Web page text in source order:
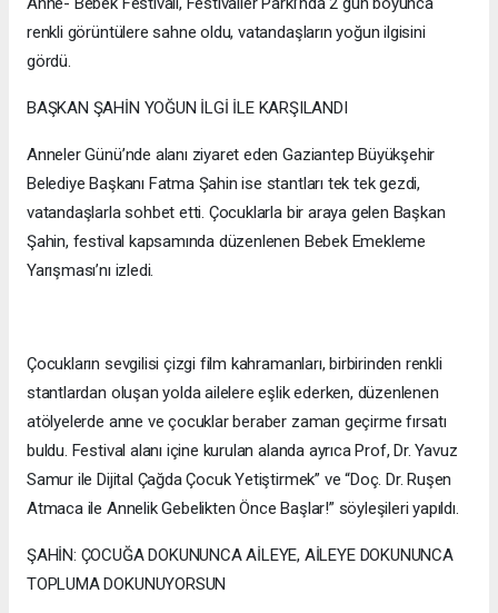
renkli görüntülere sahne oldu, vatandaşların yoğun ilgisini
gördü.
BAŞKAN ŞAHİN YOĞUN İLGİ İLE KARŞILANDI
Anneler Günü’nde alanı ziyaret eden Gaziantep Büyükşehir
Belediye Başkanı Fatma Şahin ise stantları tek tek gezdi,
vatandaşlarla sohbet etti. Çocuklarla bir araya gelen Başkan
Şahin, festival kapsamında düzenlenen Bebek Emekleme
Yarışması’nı izledi.
Çocukların sevgilisi çizgi film kahramanları, birbirinden renkli
stantlardan oluşan yolda ailelere eşlik ederken, düzenlenen
atölyelerde anne ve çocuklar beraber zaman geçirme fırsatı
buldu. Festival alanı içine kurulan alanda ayrıca Prof, Dr. Yavuz
Samur ile Dijital Çağda Çocuk Yetiştirmek” ve “Doç. Dr. Ruşen
Atmaca ile Annelik Gebelikten Önce Başlar!” söyleşileri yapıldı.
ŞAHİN: ÇOCUĞA DOKUNUNCA AİLEYE, AİLEYE DOKUNUNCA
TOPLUMA DOKUNUYORSUN